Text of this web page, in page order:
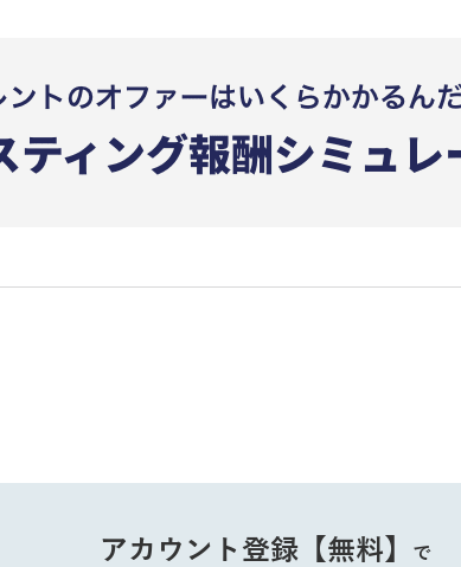
アカウント登録【無料】 で